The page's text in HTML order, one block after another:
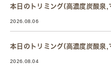
本日のトリミング(高濃度炭酸泉,
2026.08.06
本日のトリミング(高濃度炭酸泉,
2026.08.04